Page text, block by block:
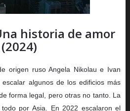
historia de amor
(2024)
origen ruso Angela Nikolau e Ivan
algunos de los edificios más
forma legal, pero otras no tanto. La
por Asia. En 2022 escalaron el